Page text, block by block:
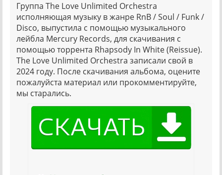
Группа The Love Unlimited Orchestra
исполняющая музыку в жанре RnB / Soul / Funk /
Disco, выпустила с помощью музыкального
лейбла Mercury Records, для скачивания с
помощью торрента Rhapsody In White (Reissue).
The Love Unlimited Orchestra записали свой в
2024 году. После скачивания альбома, оцените
пожалуйста материал или прокомментируйте,
мы старались.